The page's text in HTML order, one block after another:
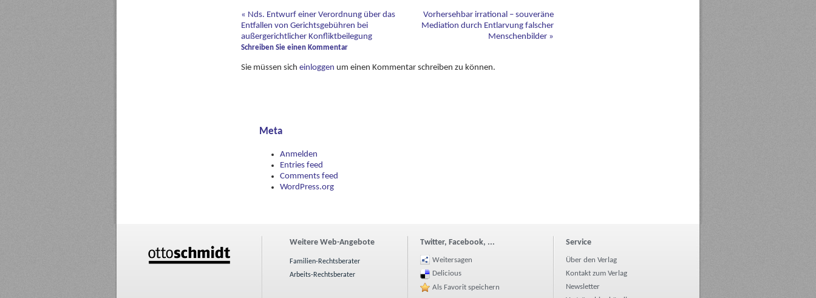
« Nds. Entwurf einer Verordnung über das
Entfallen von Gerichtsgebühren bei
außergerichtlicher Konfliktbeilegung
Vorhersehbar irrational – souveräne
Mediation durch Entlarvung falscher
Menschenbilder »
Schreiben Sie einen Kommentar
Sie müssen sich einloggen um einen Kommentar schreiben zu können.
Meta
Anmelden
Entries feed
Comments feed
WordPress.org
Weitere Web-Angebote
Familien-Rechtsberater
Arbeits-Rechtsberater
Twitter, Facebook, ...
Weitersagen
Delicious
Als Favorit speichern
Service
Über den Verlag
Kontakt zum Verlag
Newsletter